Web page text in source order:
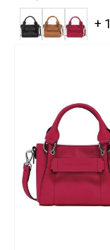
+ 1